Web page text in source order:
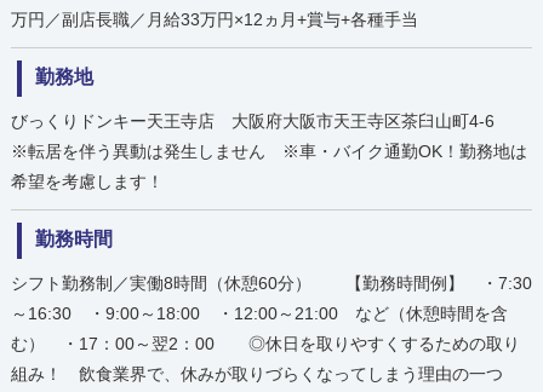
万円／副店長職／月給33万円×12ヵ月+賞与+各種手当
勤務地
びっくりドンキー天王寺店 大阪府大阪市天王寺区茶臼山町4-6
※転居を伴う異動は発生しません ※車・バイク通勤OK！勤務地は
希望を考慮します！
勤務時間
シフト勤務制／実働8時間（休憩60分） 【勤務時間例】 ・7:30
～16:30 ・9:00～18:00 ・12:00～21:00 など（休憩時間を含
む） ・17：00～翌2：00 ◎休日を取りやすくするための取り
組み！ 飲食業界で、休みが取りづらくなってしまう理由の一つ